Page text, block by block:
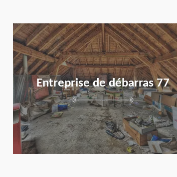
Entreprise de débarras 77
en savoir plus